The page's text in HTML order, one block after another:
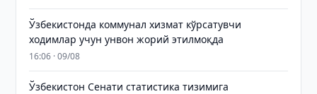
Ўзбекистонда коммунал хизмат кўрсатувчи
ходимлар учун унвон жорий этилмоқда
16:06 · 09/08
Ўзбекистон Сенати статистика тизимига